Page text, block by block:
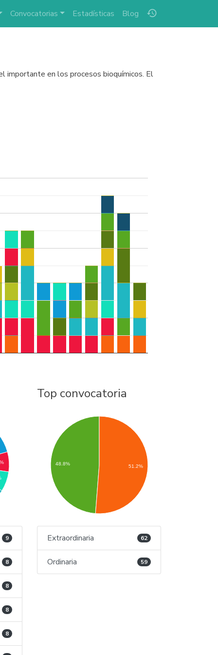
history
Convocatorias Estadísticas Blog
importante en los procesos bioquímicos. El
9
8
8
8
8
Top convocatoria
48.8%
51.2%
Extraordinaria 62
Ordinaria 59